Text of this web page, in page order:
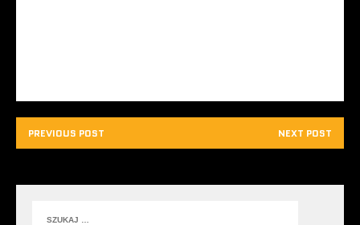
PREVIOUS POST NEXT POST